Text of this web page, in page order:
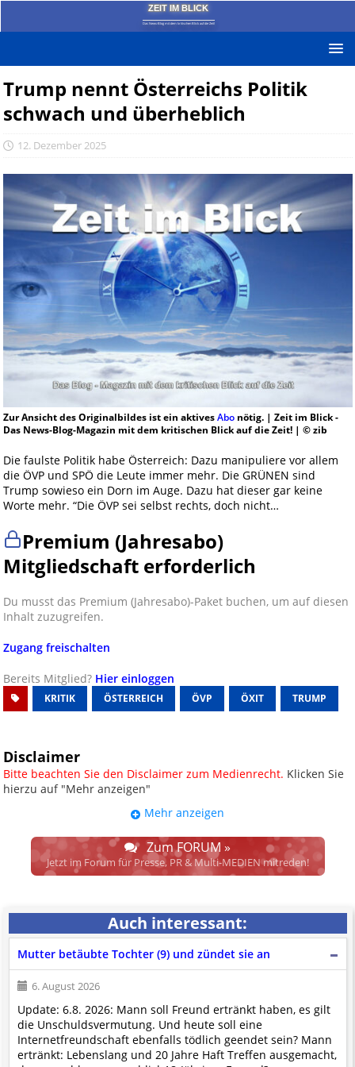
ZEIT IM BLICK
Das News-Blog mit dem kritischen Blick auf die Zeit!
Trump nennt Österreichs Politik
schwach und überheblich
12. Dezember 2025
Zur Ansicht des Originalbildes ist ein aktivesAbonötig. | Zeit im Blick -
Das News-Blog-Magazin mit dem kritischen Blick auf die Zeit! | © zib
Die faulste Politik habe Österreich: Dazu manipuliere vor allem
die ÖVP und SPÖ die Leute immer mehr. Die GRÜNEN sind
Trump sowieso ein Dorn im Auge. Dazu hat dieser gar keine
Worte mehr. “Die ÖVP sei selbst rechts, doch nicht…
Premium (Jahresabo)
Mitgliedschaft erforderlich
Du musst das Premium (Jahresabo)-Paket buchen, um auf diesen
Inhalt zuzugreifen.
Zugang freischalten
Bereits Mitglied? Hier einloggen
KRITIK ÖSTERREICH ÖVP ÖXIT TRUMP
Disclaimer
Bitte beachten Sie den Disclaimer zum Medienrecht. Klicken Sie
hierzu auf "Mehr anzeigen"
UPDATE: § 17 ECG seit 16.02.2024
weggefallen.
Wir lassen den Disclaimertext dennoch so stehen, bis sich die
Justiz im klaren ist, wodurch dieser und etliche weitere, damit
Spielraum für das sog. "Richterrecht", welches alleine aufgrund
schwammiger Gesetze gewisse Parteien bevorzugen kann.
Ausschluss der Verantwortlichkeit bei
Links
genannte Überprüfung etwaiger Rechtswidrigkeit im verlinkten Inhalt
nicht immer gewährleisten können.
Die Betreiber und die Autoren dieser Website sind weder Juristen, noch
beschäftigen sie solche, dürfen und können daherkeine
Rechtsgutachten über externen Contenterstellen.
Mehr anzeigen
Zum FORUM »
Jetzt im Forum für Presse, PR & Multi-MEDIEN mitreden!
Auch interessant:
Mutter betäubte Tochter (9) und zündet sie an
6. August 2026
Update: 6.8. 2026: Mann soll Freund ertränkt haben, es gilt
die Unschuldsvermutung. Und heute soll eine
Internetfreundschaft ebenfalls tödlich geendet sein? Mann
ertränkt: Lebenslang und 20 Jahre Haft Treffen ausgemacht,